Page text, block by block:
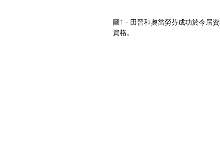
圖1 - 田晉和奧當勞芬成功於今屆
資格。